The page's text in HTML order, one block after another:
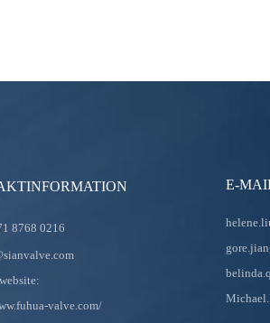
8768 0216
valve.com/
E-